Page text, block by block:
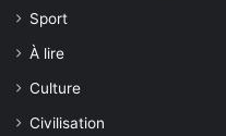
Sport
À lire
Culture
Civilisation